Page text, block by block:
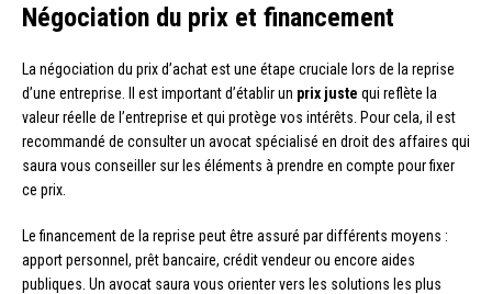
Négociation du prix et financement
La négociation du prix d’achat est une étape cruciale lors de la reprise
d’une entreprise. Il est important d’établir un prix juste qui reflète la
valeur réelle de l’entreprise et qui protège vos intérêts. Pour cela, il est
recommandé de consulter un avocat spécialisé en droit des affaires qui
saura vous conseiller sur les éléments à prendre en compte pour fixer
ce prix.
Le financement de la reprise peut être assuré par différents moyens :
apport personnel, prêt bancaire, crédit vendeur ou encore aides
publiques. Un avocat saura vous orienter vers les solutions les plus